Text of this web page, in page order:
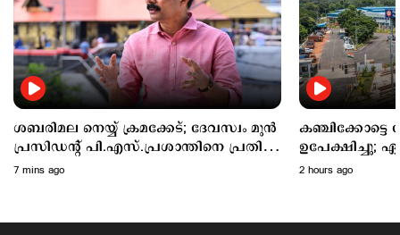
Latest
ഇനി പ്ലാസ്റ്റിക് കുപ്പികളിലെ മദ്യത്തിന് 20 രൂപ
അധികം നല്‍കേണ്ട; തീരുമാനം പിന്‍വലിച്ചു
11 hours ago
ശബരിമല നെയ്യ് ക്രമക്കേട്; ദേവസ്വം മുന്‍
പ്രസിഡന്‍റ് പി.എസ്.പ്രശാന്തിനെ പ്രതി
ചേര്‍ക്കും
7 mins ago
ഉപേക്ഷിച്ചു;
എന്തുചെയ്യും?
2 hours ago